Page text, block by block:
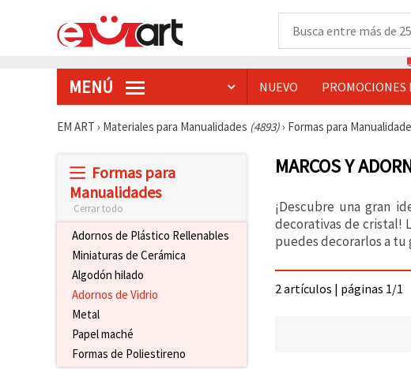
MENÚ NUEVO PROMOCIONES
EM ART › Materiales para Manualidades (4893)› Formas para
Formas para
Manualidades
Cerrar todo
Adornos de Plástico Rellenables
Miniaturas de Cerámica
Algodón hilado
Adornos de Vidrio
Metal
Papel maché
Formas de Poliestireno
MARCOS Y
¡Descubre una gran
decorativas de cristal!
puedes decorarlos a
2 artículos | páginas 1/1